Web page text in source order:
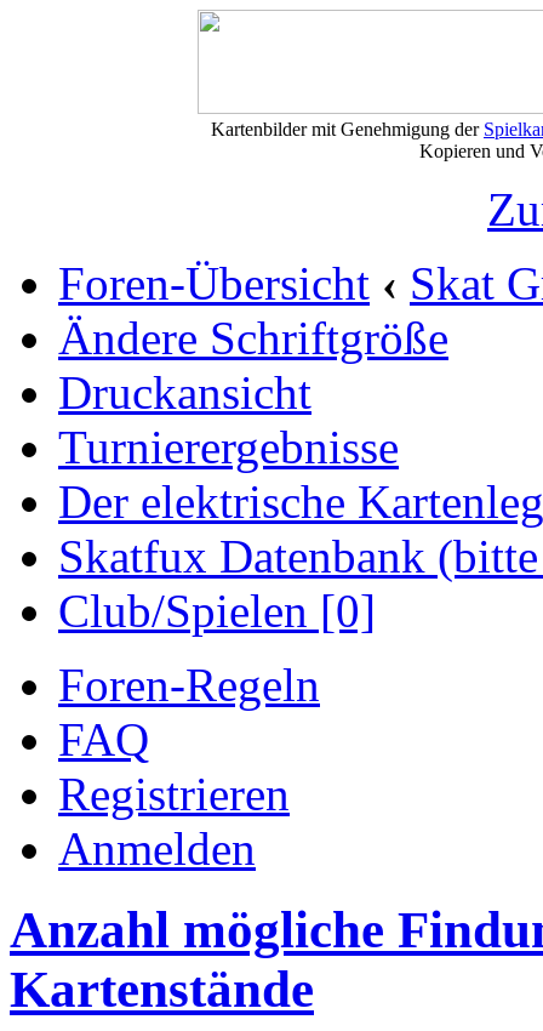
Kartenbilder mit Genehmigung der
Kopieren und
Foren-Übersicht ‹ Skat
Ändere Schriftgröße
Druckansicht
Turnierergebnisse
Der elektrische
Skatfux Datenbank
Club/Spielen [0]
Foren-Regeln
FAQ
Registrieren
Anmelden
Anzahl mögliche
Kartenstände